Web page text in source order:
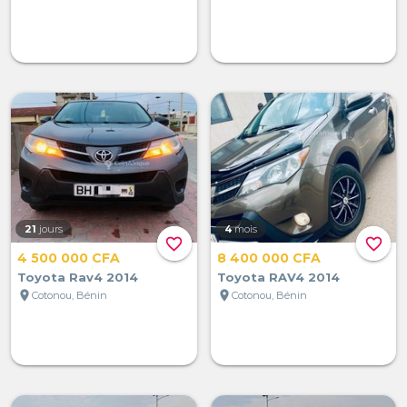
favorite_border
21 jours
4 500 000 CFA
Toyota Rav4 2014
location_on Cotonou, Bénin
favorite_border
4 mois
8 400 000 CFA
Toyota RAV4 2014
location_on Cotonou, Bénin